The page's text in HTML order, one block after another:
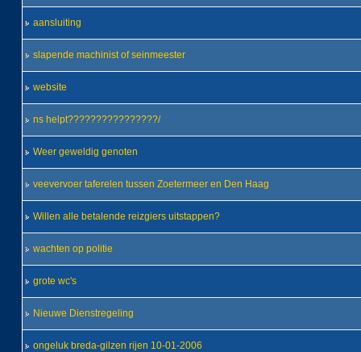
aansluiting
slapende machinist of seinmeester
website
ns helpt????????????????/
Weer geweldig genoten
veevervoer taferelen tussen Zoetermeer en Den Haag
Willen alle betalende reizgiers uitstappen?
wachten op politie
grote wc's
Nieuwe Dienstregeling
ongeluk breda-gilzen rijen 10-01-2006